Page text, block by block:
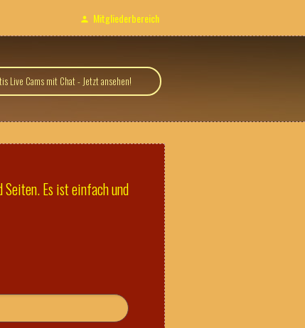
Mitgliederbereich
Live Cams mit Chat - Jetzt ansehen!
Es ist einfach und